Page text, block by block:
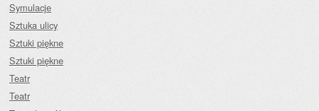
Symulacje
Sztuka ulicy
Sztuki piękne
Sztuki piękne
Teatr
Teatr